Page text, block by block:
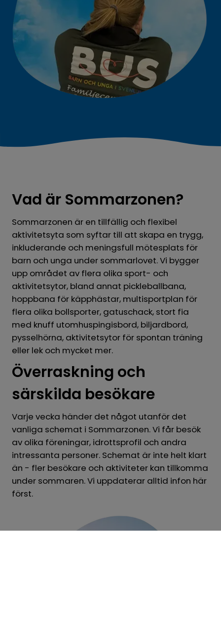
Vad är Sommarzonen?
Sommarzonen är en tillfällig och flexibel
aktivitetsyta som syftar till att skapa en trygg,
inkluderande och meningsfull mötesplats för
barn och unga under sommarlovet. Vi bygger
upp området av flera olika sport- och
aktivitetsytor, bland annat pickleballbana,
hoppbana för käpphästar, multisportplan för
flera olika bollsporter, gatuschack, stort fia
med knuff utomhuspingisbord, biljardbord,
pysselhörna, aktivitetsytor för spontan träning
eller lek och mycket mer.
Överraskning och
särskilda besökare
Varje vecka händer det något utanför det
vanliga schemat i Sommarzonen. Vi får besök
av olika föreningar, idrottsprofil och andra
intressanta personer. Schemat är inte helt klart
än - fler besökare och aktiviteter kan tillkomma
under sommaren. Vi uppdaterar alltid infon här
först.